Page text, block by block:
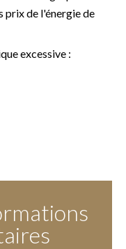
prix de l'énergie de
excessive :